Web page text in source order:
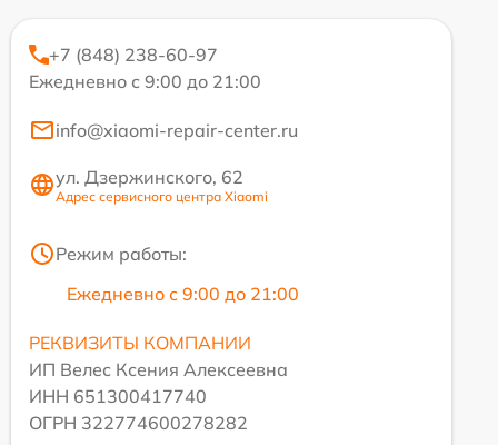
+7 (848) 238-60-97
Ежедневно с 9:00 до 21:00
info@xiaomi-repair-center.ru
ул. Дзержинского, 62
Адрес сервисного центра Xiaomi
Режим работы:
Ежедневно с 9:00 до 21:00
РЕКВИЗИТЫ КОМПАНИИ
ИП Велес Ксения Алексеевна
ИНН 651300417740
ОГРН 322774600278282